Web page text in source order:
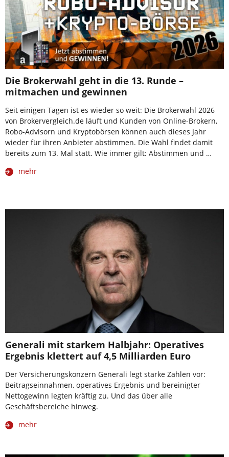
Die Brokerwahl geht in die 13. Runde –
mitmachen und gewinnen
Seit einigen Tagen ist es wieder so weit: Die Brokerwahl 2026
von Brokervergleich.de läuft und Kunden von Online-Brokern,
Robo-Advisorn und Kryptobörsen können auch dieses Jahr
wieder für ihren Anbieter abstimmen. Die Wahl findet damit
bereits zum 13. Mal statt. Wie immer gilt: Abstimmen und …
mehr
Generali mit starkem Halbjahr: Operatives
Ergebnis klettert auf 4,5 Milliarden Euro
Der Versicherungskonzern Generali legt starke Zahlen vor:
Beitragseinnahmen, operatives Ergebnis und bereinigter
Nettogewinn legten kräftig zu. Und das über alle
Geschäftsbereiche hinweg.
mehr